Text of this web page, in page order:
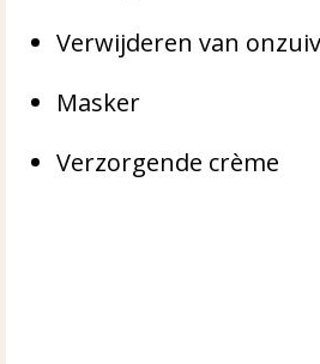
Verwijderen van
Masker
Verzorgende crème